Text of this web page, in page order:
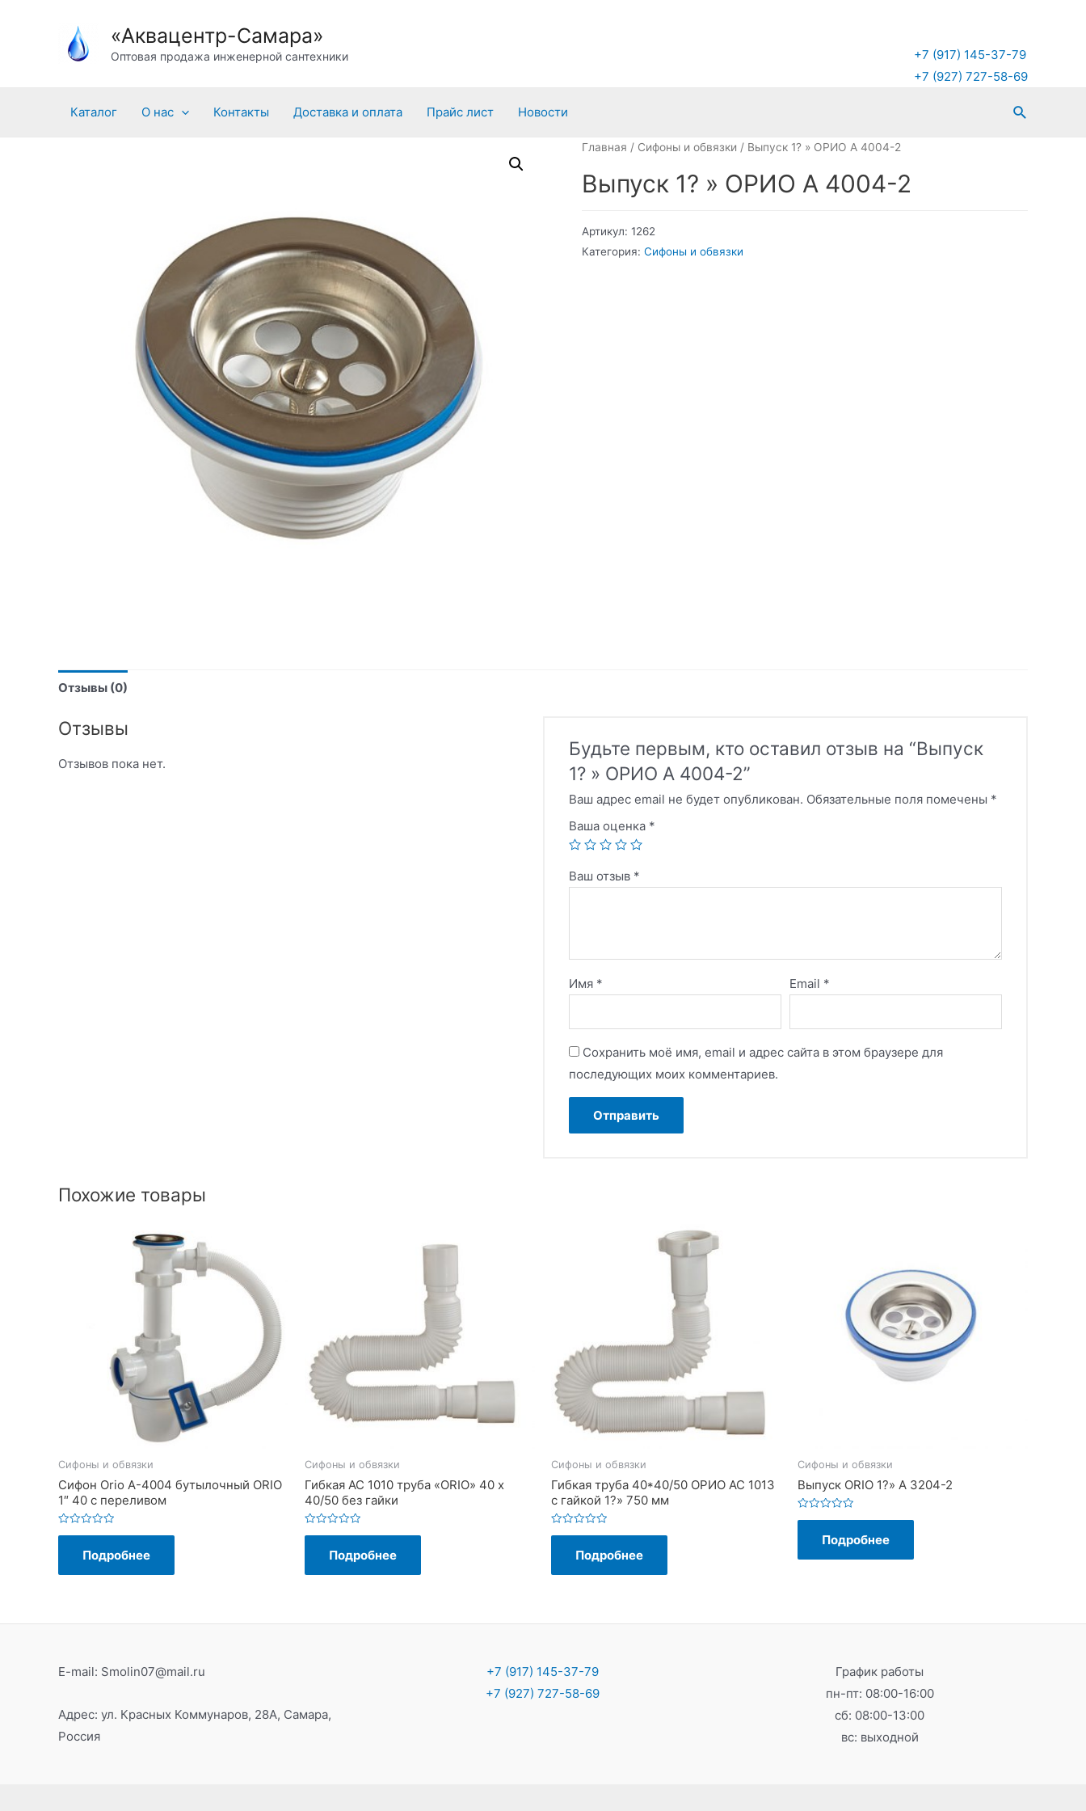
содержимому
«Аквацентр-Самара»
Оптовая продажа инженерной сантехники
+7 (917) 145-37-79
+7 (927) 727-58-69
Каталог О нас Контакты Доставка и оплата Прайс лист Новости Поиск
Главная / Сифоны и обвязки / Выпуск 1? » ОРИО А 4004-2
Выпуск 1? » ОРИО А 4004-2
Артикул: 1262
Категория: Сифоны и обвязки
Отзывы (0)
Отзывы
Отзывов пока нет.
Будьте первым, кто оставил отзыв на “Выпуск
1? » ОРИО А 4004-2”
Ваш адрес email не будет опубликован. Обязательные поля помечены *
Ваша оценка *
Ваш отзыв *
Имя * Email *
Сохранить моё имя, email и адрес сайта в этом браузере для
последующих моих комментариев.
Похожие товары
Сифоны и обвязки
Сифон Orio A-4004 бутылочный ORIO
1″ 40 с переливом
Оценка
Подробнее
Сифоны и обвязки
Гибкая АС 1010 труба «ORIO» 40 х
40/50 без гайки
Оценка
Подробнее
Сифоны и обвязки
Гибкая труба 40*40/50 ОРИО АС 1013
с гайкой 1?» 750 мм
Оценка
Подробнее
Сифоны и обвязки
Выпуск ORIO 1?» А 3204-2
Оценка
Подробнее
E-mail: Smolin07@mail.ru
Адрес: ул. Красных Коммунаров, 28А, Самара,
Россия
+7 (917) 145-37-79
+7 (927) 727-58-69
График работы
пн-пт: 08:00-16:00
сб: 08:00-13:00
вс: выходной